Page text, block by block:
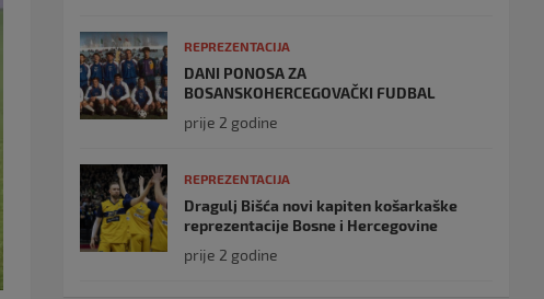
REPREZENTACIJA
DANI PONOSA ZA
BOSANSKOHERCEGOVAČKI FUDBAL
prije 2 godine
REPREZENTACIJA
Dragulj Bišća novi kapiten košarkaške
reprezentacije Bosne i Hercegovine
prije 2 godine